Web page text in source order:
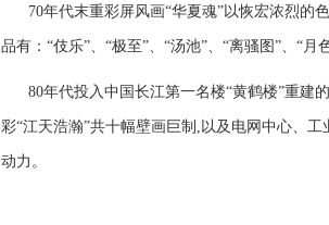
70年代末重彩屏风画“华夏魂”以恢宏浓烈的
品有：“伎乐”、“极至”、“汤池”、“离骚图”、“月
80年代投入中国长江第一名楼“黄鹤楼”重建
彩“江天浩瀚”共十幅壁画巨制,以及电网中心、
动力。